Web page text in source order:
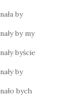
by
by my
byście
by
bych